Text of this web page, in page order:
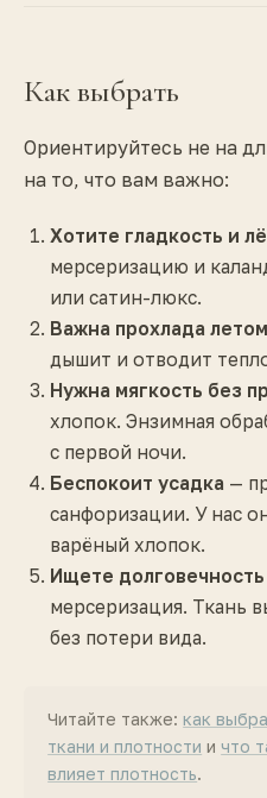
Как выбрать
Ориентируйтесь не на
на то, что вам важно:
Хотите гладкость и
мерсеризацию и
или сатин-люкс.
Важна прохлада летом
дышит и отводит
Нужна мягкость без
хлопок. Энзимная
с первой ночи.
Беспокоит усадка —
санфоризации. У нас
варёный хлопок.
Ищете долговечность
мерсеризация. Ткань
без потери вида.
Читайте также: как
ткани и плотности и что
влияет плотность.